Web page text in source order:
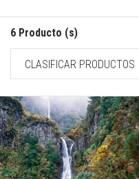
6 Producto (s)
CLASIFICAR PRODUCTOS